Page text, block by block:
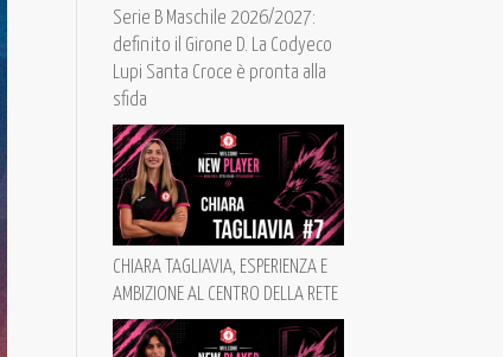
Serie B Maschile 2026/2027:
definito il Girone D. La Codyeco
Lupi Santa Croce è pronta alla
sfida
CHIARA TAGLIAVIA, ESPERIENZA E
AMBIZIONE AL CENTRO DELLA RETE